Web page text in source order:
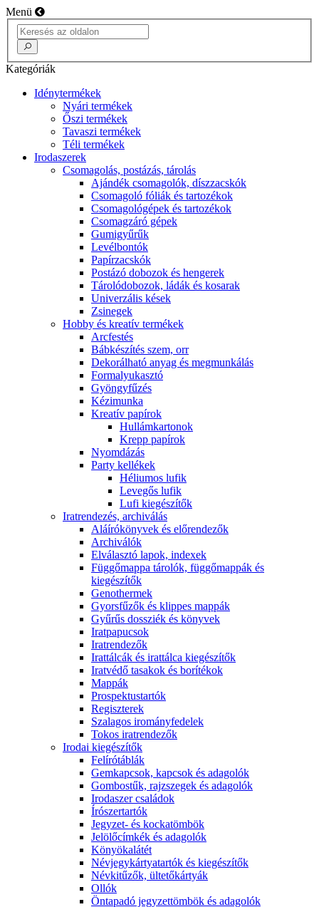
Menü
Kategóriák
Idénytermékek
Nyári termékek
Őszi termékek
Tavaszi termékek
Téli termékek
Irodaszerek
Csomagolás, postázás, tárolás
Ajándék csomagolók, díszzacskók
Csomagoló fóliák és tartozékok
Csomagológépek és tartozékok
Csomagzáró gépek
Gumigyűrűk
Levélbontók
Papírzacskók
Postázó dobozok és hengerek
Tárolódobozok, ládák és kosarak
Univerzális kések
Zsinegek
Hobby és kreatív termékek
Arcfestés
Bábkészítés szem, orr
Dekorálható anyag és megmunkálás
Formalyukasztó
Gyöngyfűzés
Kézimunka
Kreatív papírok
Hullámkartonok
Krepp papírok
Nyomdázás
Party kellékek
Héliumos lufik
Levegős lufik
Lufi kiegészítők
Iratrendezés, archiválás
Aláírókönyvek és előrendezők
Archiválók
Elválasztó lapok, indexek
Függőmappa tárolók, függőmappák és
kiegészítők
Genothermek
Gyorsfűzők és klippes mappák
Gyűrűs dossziék és könyvek
Iratpapucsok
Iratrendezők
Irattálcák és irattálca kiegészítők
Iratvédő tasakok és borítékok
Mappák
Prospektustartók
Regiszterek
Szalagos irományfedelek
Tokos iratrendezők
Irodai kiegészítők
Felírótáblák
Gemkapcsok, kapcsok és adagolók
Gombostűk, rajzszegek és adagolók
Irodaszer családok
Írószertartók
Jegyzet- és kockatömbök
Jelölőcímkék és adagolók
Könyökalátét
Névjegykártyatartók és kiegészítők
Névkitűzők, ültetőkártyák
Ollók
Öntapadó jegyzettömbök és adagolók